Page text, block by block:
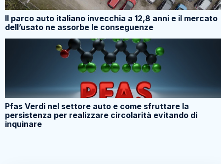
Il parco auto italiano invecchia a 12,8 anni e il mercato
dell’usato ne assorbe le conseguenze
Pfas Verdi nel settore auto e come sfruttare la
persistenza per realizzare circolarità evitando di
inquinare